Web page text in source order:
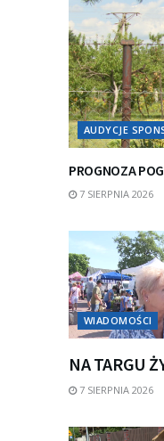
AUDYCJE
PROGNOZA
7 SIERPNIA 2026
WIADOMOŚCI
NA TARGU
7 SIERPNIA 2026